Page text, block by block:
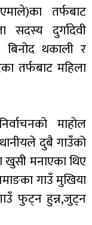
तर्फबाट
दुर्गादेवी
बिनोद थकाली र
तर्फबाट महिला
माहोल
दुबै गाउँको
मनाएका थिए
गाउँ मुखिया
फुट्न हुन्न,जुट्न